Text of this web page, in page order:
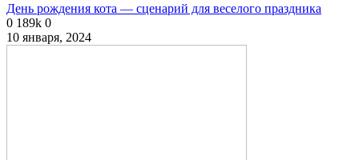
День рождения кота — сценарий для веселого праздника
0 189k 0
10 января, 2024